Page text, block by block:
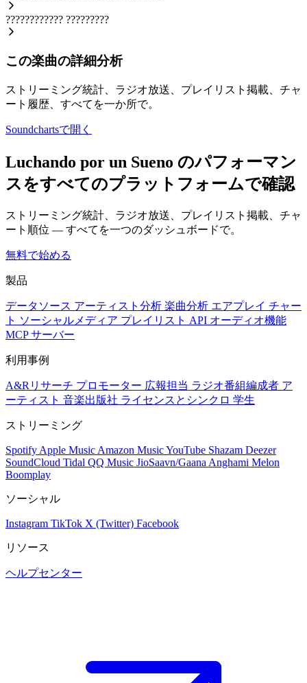
???????????? ?????????
この楽曲の詳細分析
ストリーミング統計、ラジオ放送、プレイリスト掲載、チャ
ート履歴、すべてを一か所で。
Soundchartsで開く
Luchando por un Sueno のパフォーマン
スをすべてのプラットフォームで確認
ストリーミング統計、ラジオ放送、プレイリスト掲載、チャ
ート順位 — すべてを一つのダッシュボードで。
無料で始める
製品
データソース アーティスト分析 楽曲分析 エアプレイ チャー
ト ソーシャルメディア プレイリスト API オーディオ機能
MCP サーバー
利用事例
A&Rリサーチ プロモーター 広報担当 ラジオ番組編成者 ア
ーティスト 音楽出版社 ライセンスとシンクロ 学生
ストリーミング
Spotify Apple Music Amazon MusicYouTube Shazam Deezer
SoundCloud Tidal QQ Music JioSaavn/Gaana Anghami Melon
Boomplay
ソーシャル
Instagram TikTok X (Twitter) Facebook
リソース
ヘルプセンター